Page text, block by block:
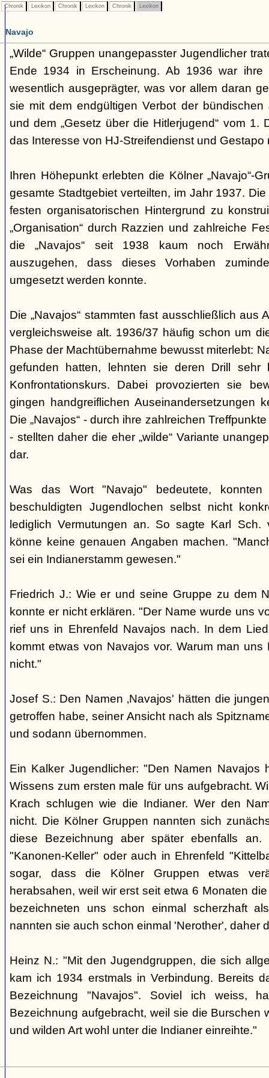
Chronik Lexikon Chronik Lexikon Chronik Lexikon
Navajo
„Wilde“ Gruppen unangepasster Jugendlicher
Ende 1934 in Erscheinung. Ab 1936 war ihre
wesentlich ausgeprägter, was vor allem daran
sie mit dem endgültigen Verbot der
und dem „Gesetz über die Hitlerjugend“ vom 1.
das Interesse von HJ-Streifendienst und Gestapo
Ihren Höhepunkt erlebten die Kölner „Navajo“-
gesamte Stadtgebiet verteilten, im Jahr 1937.
festen organisatorischen Hintergrund zu
„Organisation“ durch Razzien und zahlreiche
die „Navajos“ seit 1938 kaum noch
auszugehen, dass dieses Vorhaben
umgesetzt werden konnte.
Die „Navajos“ stammten fast ausschließlich aus
vergleichsweise alt. 1936/37 häufig schon um
Phase der Machtübernahme bewusst miterlebt:
gefunden hatten, lehnten sie deren Drill
Konfrontationskurs. Dabei provozierten sie
gingen handgreiflichen Auseinandersetzungen
Die „Navajos“ - durch ihre zahlreichen
- stellten daher die eher „wilde“ Variante
dar.
Was das Wort "Navajo" bedeutete, konnten
beschuldigten Jugendlochen selbst nicht
lediglich Vermutungen an. So sagte Karl
könne keine genauen Angaben machen.
sei ein Indianerstamm gewesen."
Friedrich J.: Wie er und seine Gruppe zu dem
konnte er nicht erklären. "Der Name wurde uns
rief uns in Ehrenfeld Navajos nach. In dem
kommt etwas von Navajos vor. Warum man
nicht."
Josef S.: Den Namen ‚Navajos' hätten die
getroffen habe, seiner Ansicht nach als
und sodann übernommen.
Ein Kalker Jugendlicher: "Den Namen Navajos
Wissens zum ersten male für uns aufgebracht.
Krach schlugen wie die Indianer. Wer den
nicht. Die Kölner Gruppen nannten sich
diese Bezeichnung aber später ebenfalls
"Kanonen-Keller" oder auch in Ehrenfeld
sogar, dass die Kölner Gruppen etwas
herabsahen, weil wir erst seit etwa 6 Monaten
bezeichneten uns schon einmal scherzhaft
nannten sie auch schon einmal 'Nerother', daher
Heinz N.: "Mit den Jugendgruppen, die sich
kam ich 1934 erstmals in Verbindung. Bereits
Bezeichnung "Navajos". Soviel ich weiss,
Bezeichnung aufgebracht, weil sie die Burschen
und wilden Art wohl unter die Indianer einreihte."